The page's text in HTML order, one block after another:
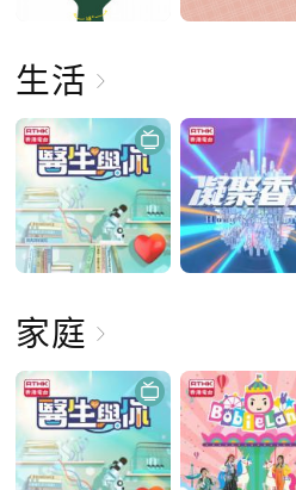
生活
家庭